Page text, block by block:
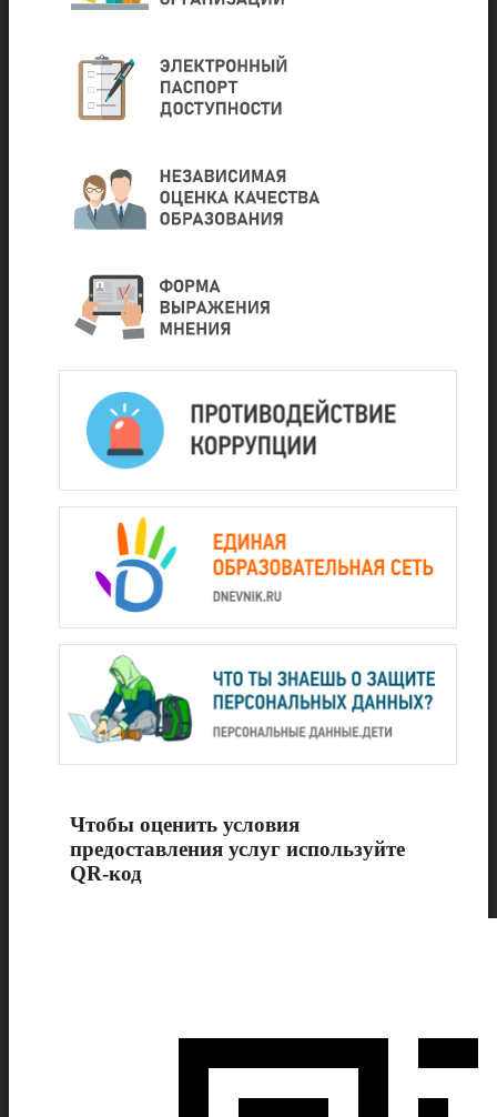
Чтобы оценить условия
предоставления услуг используйте
QR-код